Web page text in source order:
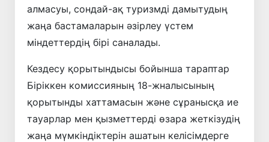
алмасуы, сондай-ақ туризмді дамытудың
жаңа бастамаларын әзірлеу үстем
міндеттердің бірі саналады.
Кездесу қорытындысы бойынша тараптар
Біріккен комиссияның 18-жналысының
қорытынды хаттамасын және сұранысқа ие
тауарлар мен қызметтерді өзара жеткізудің
жаңа мүмкіндіктерін ашатын келісімдерге